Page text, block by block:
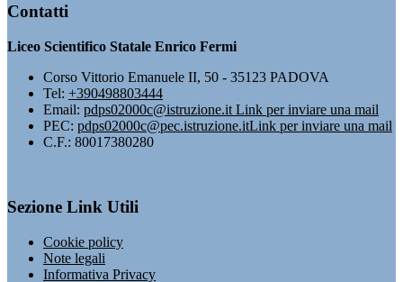
Contatti
Liceo Scientifico Statale Enrico Fermi
Corso Vittorio Emanuele II, 50 - 35123 PADOVA
Tel: +390498803444
Email: pdps02000c@istruzione.it Link per inviare una mail
PEC: pdps02000c@pec.istruzione.itLink per inviare una mail
C.F.: 80017380280
Sezione Link Utili
Cookie policy
Note legali
Informativa Privacy